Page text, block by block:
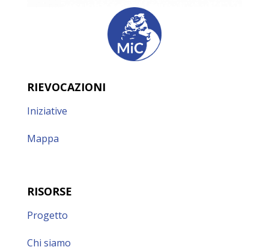
RIEVOCAZIONI
Iniziative
Mappa
RISORSE
Progetto
Chi siamo